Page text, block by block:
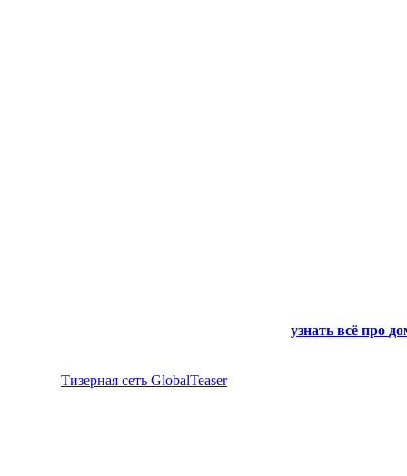
узнать всё про
Тизерная сеть GlobalTeaser